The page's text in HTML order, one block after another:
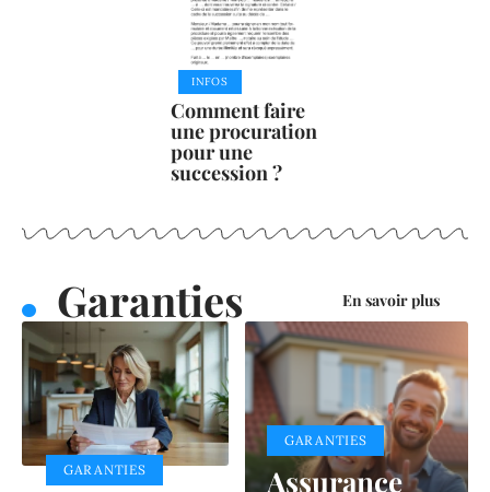
INFOS
Comment faire
une procuration
pour une
succession ?
Garanties En savoir plus
GARANTIES
GARANTIES
Assurance